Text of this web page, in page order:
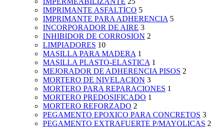
IMPRIMANTE ASFALTICO 5
IMPRIMANTE PARA ADHERENCIA 5
INCORPORADOR DE AIRE 3
INHIBIDOR DE CORROSION 2
LIMPIADORES 10
MASILLA PARA MADERA 1
MASILLA PLASTO-ELASTICA 1
MEJORADOR DE ADHERENCIA PISOS 2
MORTERO DE NIVELACION 3
MORTERO PARA REPARACIONES 1
MORTERO PREDOSIFICADO 1
MORTERO REFORZADO 2
PEGAMENTO EPOXICO PARA CONCRETOS 3
PEGAMENTO EXTRAFUERTE P/MAYOLICAS 2